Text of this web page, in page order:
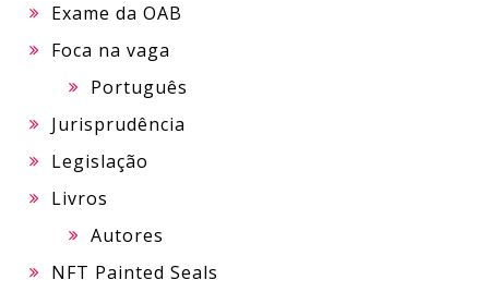
Exame da OAB
Foca na vaga
Português
Jurisprudência
Legislação
Livros
Autores
NFT Painted Seals